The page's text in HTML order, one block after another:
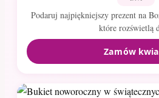
Podaruj najpiękniejszy prezent na
które rozświetlą
Zamów